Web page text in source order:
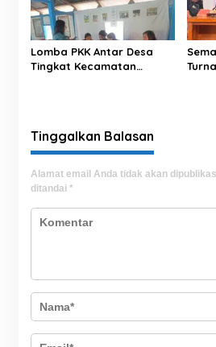
Lomba PKK Antar Desa
Tingkat Kecamatan
Tinggalkan Balasan
Alamat email Anda tidak akan
ditandai *